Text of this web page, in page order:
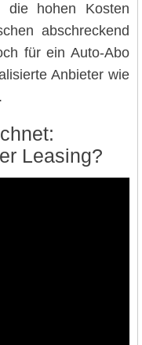
die hohen Kosten
abschreckend
für ein Auto-Abo
Anbieter wie
Leasing?